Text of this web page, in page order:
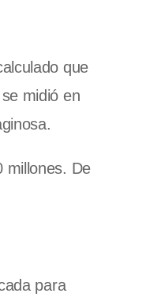
que
midió en
millones. De
para